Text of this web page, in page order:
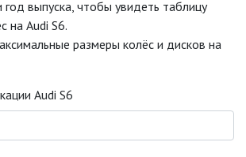
выпуска, чтобы увидеть таблицу
на Audi S6.
размеры колёс и дисков на
Audi S6